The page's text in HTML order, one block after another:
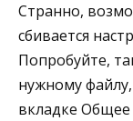
Странно,
сбивается
Попробуйте,
нужному
вкладке